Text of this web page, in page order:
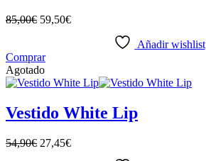
85,00€ 59,50€
Añadir wishlist
Comprar
Agotado
Vestido White Lip
54,90€ 27,45€